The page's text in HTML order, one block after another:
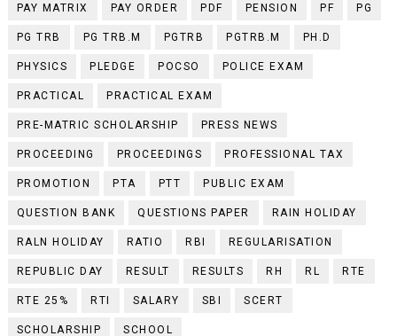
PAY MATRIX PAY ORDER PDF PENSION PF PG
PG TRB PG TRB.M PGTRB PGTRB.M PH.D
PHYSICS PLEDGE POCSO POLICE EXAM
PRACTICAL PRACTICAL EXAM
PRE-MATRIC SCHOLARSHIP PRESS NEWS
PROCEEDING PROCEEDINGS PROFESSIONAL TAX
PROMOTION PTA PTT PUBLIC EXAM
QUESTION BANK QUESTIONS PAPER RAIN HOLIDAY
RALN HOLIDAY RATIO RBI REGULARISATION
REPUBLIC DAY RESULT RESULTS RH RL RTE
RTE 25% RTI SALARY SBI SCERT
SCHOLARSHIP SCHOOL